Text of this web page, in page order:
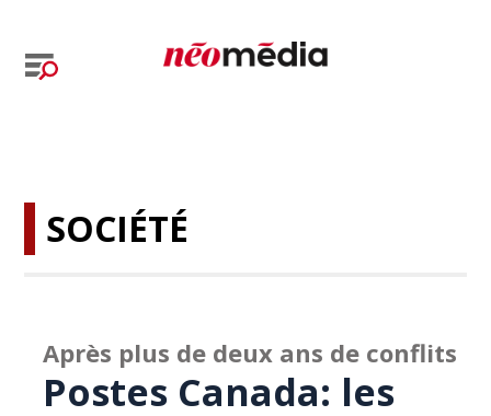
SOCIÉTÉ
Après plus de deux ans de conflits
Postes Canada: les